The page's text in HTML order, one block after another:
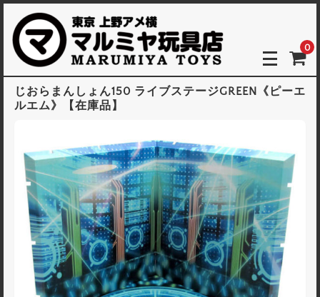
0
じおらまんしょん150 ライブステージGREEN《ピーエ
ルエム》【在庫品】